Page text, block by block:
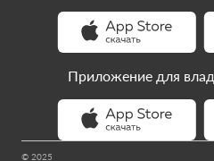
© 2025
Приложение для